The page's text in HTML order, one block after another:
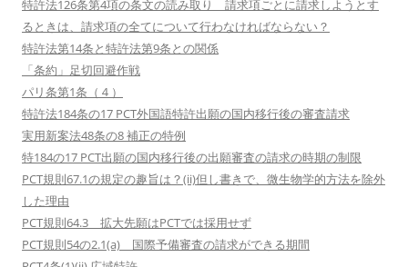
特許法126条第4項の条文の読み取り 請求項ごとに請求しようとす
るときは、請求項の全てについて行わなければならない？
特許法第14条と特許法第9条との関係
「条約」足切回避作戦
パリ条第1条（４）
特許法184条の17 PCT外国語特許出願の国内移行後の審査請求
実用新案法48条の8 補正の特例
特184の17 PCT出願の国内移行後の出願審査の請求の時期の制限
PCT規則67.1の規定の趣旨は？(ii)但し書きで、微生物学的方法を除外
した理由
PCT規則64.3 拡大先願はPCTでは採用せず
PCT規則54の2.1(a) 国際予備審査の請求ができる期間